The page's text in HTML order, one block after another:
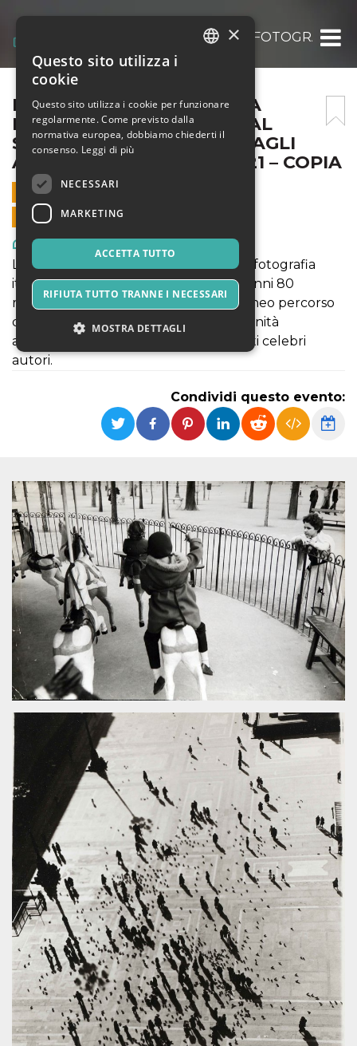
IL GRANDE RISVEGLIO – LA FOTOGRAFIA
IL GRANDE RISVEGLIO – LA
FOTOGRAFIA ITALIANA DAL
SECONDO DOPOGUERRA AGLI
ANNI 80 – 11 OTTOBRE 2021 – COPIA
11 OTTOBRE 2021 - 11:00
VENDITE ONLINE TERMINATE
Arte, Mostre & Musei
La retrospettiva Il Grande Risveglio, la fotografia
italiana dal secondo dopoguerra agli anni 80
ricostruisce le evoluzioni dell'eterogeneo percorso
della fotografia italiana verso la modernità
attraverso circa 100 opere di altrettanti celebri
autori.
Condividi questo evento:
×
Questo sito utilizza i
cookie
Questo sito utilizza i cookie per funzionare
regolarmente. Come previsto dalla
normativa europea, dobbiamo chiederti il
consenso. Leggi di più
NECESSARI
MARKETING
ACCETTA TUTTO
RIFIUTA TUTTO TRANNE I NECESSARI
MOSTRA DETTAGLI
I cookie strettamente necessari o tecnici sono
indispensabili al funzionamento del sito. I
servizi qui presenti non potranno funzionare
Nome
Dominio
Scadenza Descrizione
cf_clearance
Cloudflare,
Inc.
.oooh.events
1 anno
Clearance
Cookie from
CloudFlare
stores the proof
of challenge
passed. It is
used to no
longer issue a
captcha or
jschallenge
challenge if
present. It is
required to
reach origin
server.
wordpress_test_cookie
Automattic
.oooh.events
Cookie di
Wordpress,
verifica che il
browser accetti i
cookie.
PHPSESSID
oooh.events
Sessione
basate sul
linguaggio PHP.
Si tratta di un
identificatore
generico
utilizzato per
mantenere le
variabili di
sessione utente.
Normalmente è
un numero
generato in
modo casuale, il
modo in cui
viene utilizzato
può essere
specifico per il
sito, ma un
buon esempio è
mantenere uno
stato di accesso
per un utente
tra le pagine.